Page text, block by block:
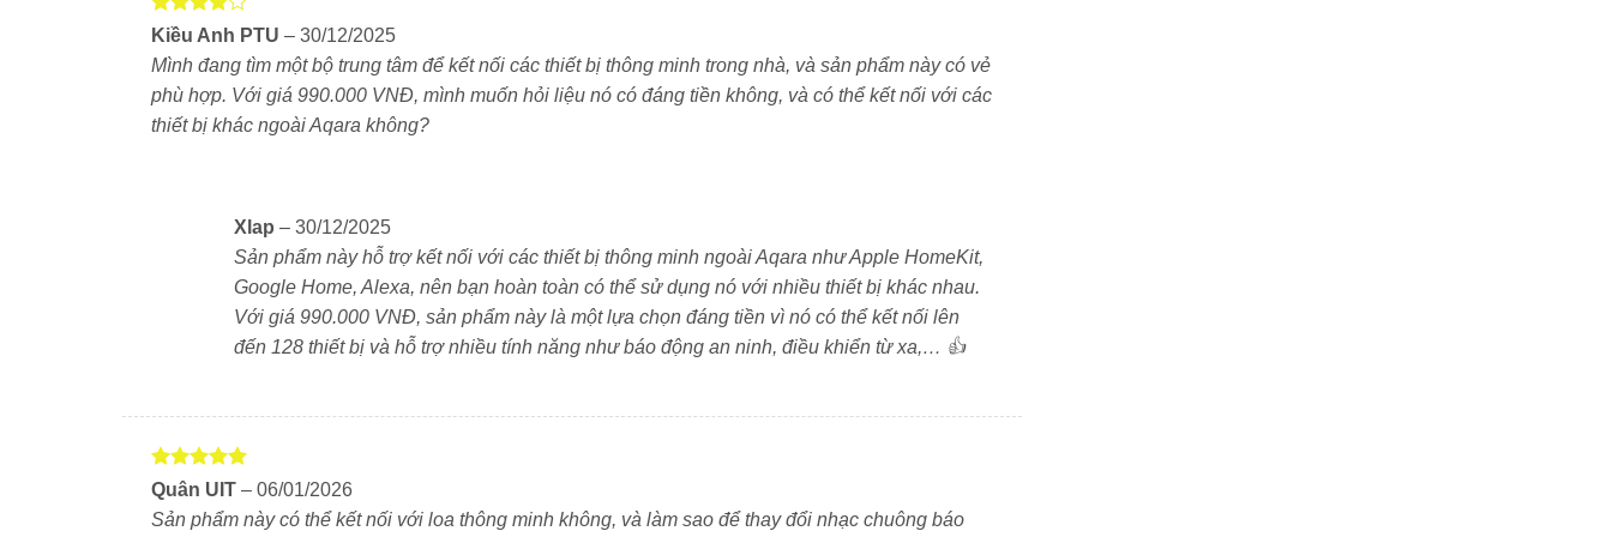
bộ chức năng thông minh. Sóng Zigbee cũng sẽ có ưu điểm hơn so với sóng Wifi, ví dụ như:
Kết nối được nhiều thiết bị cùng lúc mà không làm ảnh hưởng tới tốc độ mạng
Khi mất Wifi vẫn có thể điều khiển cục bộ trong phạm vi nhà
Độ phản hồi của các thiết bị nhanh hơn
Các thiết bị Zigbee có thể Mesh với nhau và tự mở rộng đến các khu vực xa nếu nhà bạn rộng
* Có thể kết nối tối đa 128 phụ kiện thông minh Aqara với Hub. Khoảng cách từ Hub đến các phụ kiện
Alexa. Với sự tương thích đa dạng Aqara có thể điều khiển bằng các trợ lý ảo dễ dàng, ví dụ:
Được
xếp hạng
45 sao
Kiều Anh PTU – 30/12/2025
Mình đang tìm một bộ trung tâm để kết nối các thiết bị thông minh trong nhà, và sản phẩm này có vẻ
phù hợp. Với giá 990.000 VNĐ, mình muốn hỏi liệu nó có đáng tiền không, và có thể kết nối với các
thiết bị khác ngoài Aqara không?
Xlap – 30/12/2025
Sản phẩm này hỗ trợ kết nối với các thiết bị thông minh ngoài Aqara như Apple HomeKit,
Google Home, Alexa, nên bạn hoàn toàn có thể sử dụng nó với nhiều thiết bị khác nhau.
Với giá 990.000 VNĐ, sản phẩm này là một lựa chọn đáng tiền vì nó có thể kết nối lên
đến 128 thiết bị và hỗ trợ nhiều tính năng như báo động an ninh, điều khiển từ xa,… 👍
Được xếp
hạng
sao
Quân UIT – 06/01/2026
Sản phẩm này có thể kết nối với loa thông minh không, và làm sao để thay đổi nhạc chuông báo